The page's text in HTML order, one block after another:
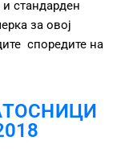
стандарден
за овој
споредите на